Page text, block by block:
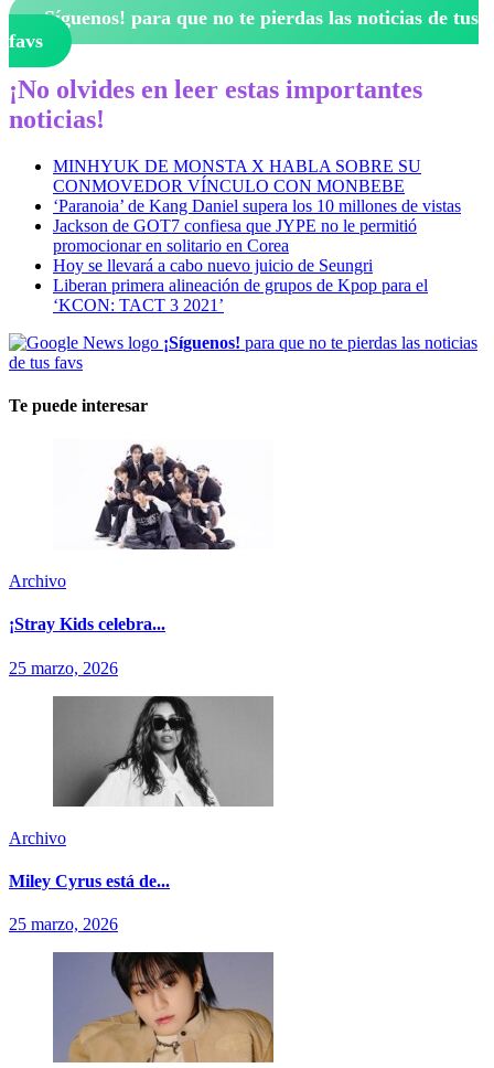
¡Síguenos! para que no te pierdas las noticias de tus
favs
¡No olvides en leer estas importantes
noticias!
MINHYUK DE MONSTA X HABLA SOBRE SU
CONMOVEDOR VÍNCULO CON MONBEBE
‘Paranoia’ de Kang Daniel supera los 10 millones de vistas
Jackson de GOT7 confiesa que JYPE no le permitió
promocionar en solitario en Corea
Hoy se llevará a cabo nuevo juicio de Seungri
Liberan primera alineación de grupos de Kpop para el
‘KCON: TACT 3 2021’
¡Síguenos! para que no te pierdas las noticias
de tus favs
Te puede interesar
Archivo
¡Stray Kids celebra...
25 marzo, 2026
Archivo
Miley Cyrus está de...
25 marzo, 2026